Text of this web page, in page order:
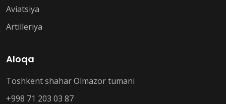
Aviatsiya
Artilleriya
Aloqa
Toshkent shahar Olmazor tumani
+998 71 203 03 87